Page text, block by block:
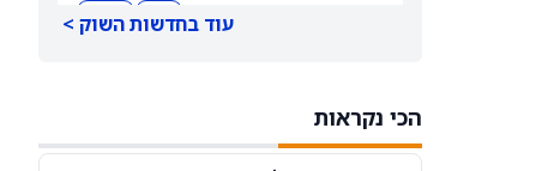
עוד בחדשות השוק >
הכי נקראות